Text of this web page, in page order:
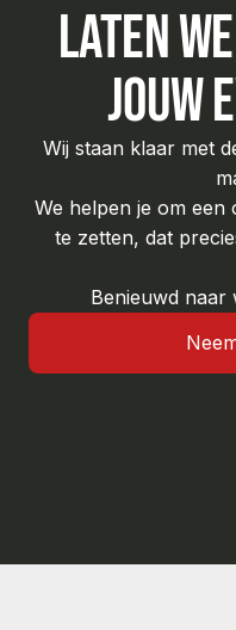
Laten
jouw
Wij staan klaar met
We helpen je om een
te zetten, dat
Benieuwd naar